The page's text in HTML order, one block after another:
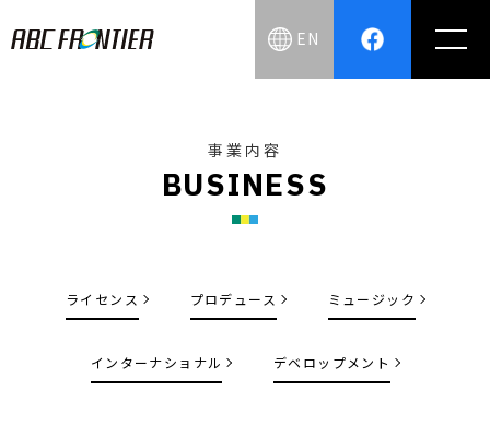
EN
事業内容
BUSINESS
ライセンス プロデュース ミュージック
インターナショナル デベロップメント